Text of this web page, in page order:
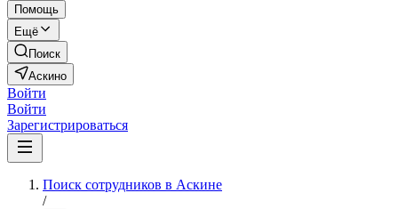
Помощь
Ещё
Поиск
Аскино
Войти
Войти
Зарегистрироваться
Поиск сотрудников в Аскине
/